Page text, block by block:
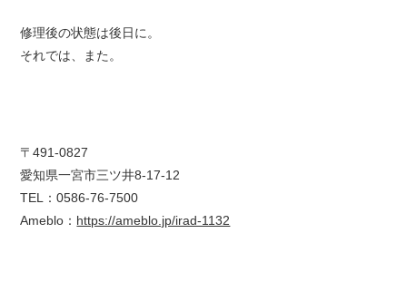
修理後の状態は後日に。
それでは、また。
〒491-0827
愛知県一宮市三ツ井8-17-12
TEL：0586-76-7500
Ameblo： https://ameblo.jp/irad-1132